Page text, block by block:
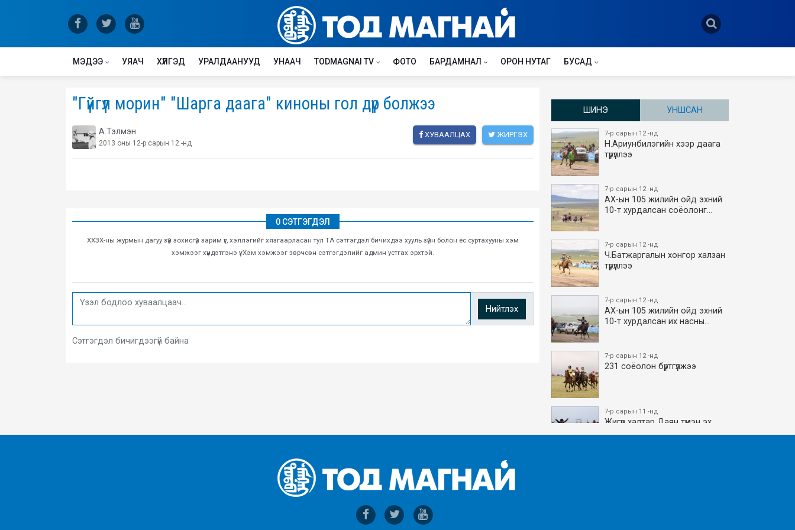
МЭДЭЭ УЯАЧ ХҮЛГЭД УРАЛДААНУУД УНААЧ TODMAGNAI TV ФОТО БАРДАМНАЛ ОРОН НУТАГ БУСАД
"Гүйгүүл морин" "Шарга даага" киноны гол дүр болжээ
А.Тэлмэн
2013 оны 12-р сарын 12 -нд
ХУВААЛЦАХ ЖИРГЭХ
0 СЭТГЭГДЭЛ
ХХЗХ-ны журмын дагуу зүй зохисгүй зарим үг, хэллэгийг хязгаарласан тул ТА сэтгэгдэл бичихдээ хууль зүйн болон ёс суртахууны хэм
хэмжээг хүндэтгэнэ үү. Хэм хэмжээг зөрчсөн сэтгэгдэлийг админ устгах эрхтэй.
Нийтлэх
Сэтгэгдэл бичигдээгүй байна
ШИНЭ УНШСАН
7-р сарын 12 -нд
Н.Ариунбилэгийн хээр даага
түрүүллээ
7-р сарын 12 -нд
АХ-ын 105 жилийн ойд эхний
10-т хурдалсан соёолонг…
7-р сарын 12 -нд
Ч.Батжаргалын хонгор халзан
түрүүллээ
7-р сарын 12 -нд
АХ-ын 105 жилийн ойд эхний
10-т хурдалсан их насны…
7-р сарын 12 -нд
231 соёолон бүртгүүлжээ
7-р сарын 11 -нд
Жигүүр халтар Даян түмэн эх
боллоо